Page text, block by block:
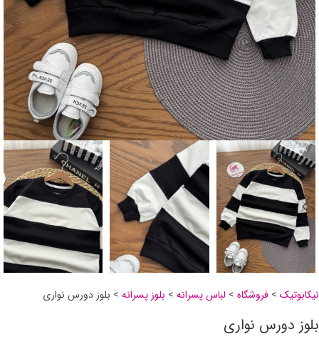
نیکابوتیک > فروشگاه > لباس پسرانه > بلوز پسرانه > بلوز دورس نواری
بلوز دورس نواری